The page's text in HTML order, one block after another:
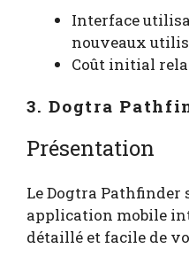
Interface
nouveaux
Coût initial
3. Dogtra
Présentation
Le Dogtra Pathfinder
application mobile
détaillé et facile de